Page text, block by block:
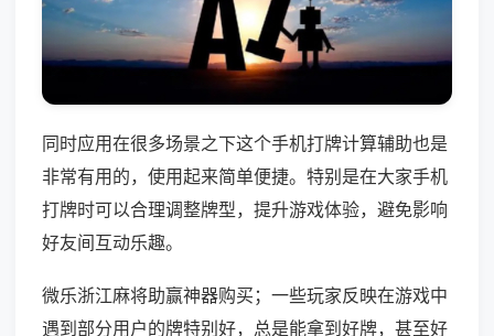
同时应用在很多场景之下这个手机打牌计算辅助也是
非常有用的，使用起来简单便捷。特别是在大家手机
打牌时可以合理调整牌型，提升游戏体验，避免影响
好友间互动乐趣。
微乐浙江麻将助赢神器购买；一些玩家反映在游戏中
遇到部分用户的牌特别好，总是能拿到好牌，甚至好